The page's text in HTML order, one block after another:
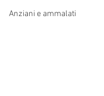
Anziani e ammalati